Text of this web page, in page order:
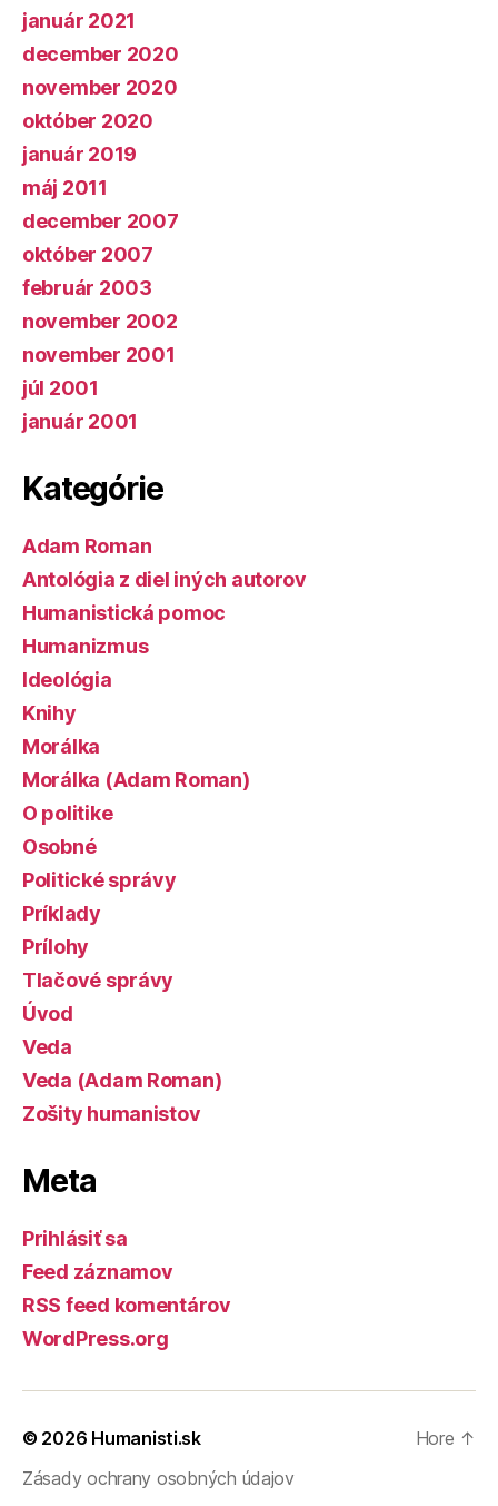
január 2021
december 2020
november 2020
október 2020
január 2019
máj 2011
december 2007
október 2007
február 2003
november 2002
november 2001
júl 2001
január 2001
Kategórie
Adam Roman
Antológia z diel iných autorov
Humanistická pomoc
Humanizmus
Ideológia
Knihy
Morálka
Morálka (Adam Roman)
O politike
Osobné
Politické správy
Príklady
Prílohy
Tlačové správy
Úvod
Veda
Veda (Adam Roman)
Zošity humanistov
Meta
Prihlásiť sa
Feed záznamov
RSS feed komentárov
WordPress.org
© 2026 Humanisti.sk
Zásady ochrany osobných údajov
Hore ↑